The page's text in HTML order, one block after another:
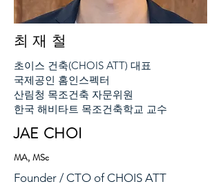
​최 재 철
초이스 건축(CHOIS ATT) 대표
국제공인 홈인스펙터
산림청 목조건축 자문위원
​한국 해비타트 목조건축학교 교수
JAE CHOI
MA, MSc
Founder / CTO of CHOIS ATT